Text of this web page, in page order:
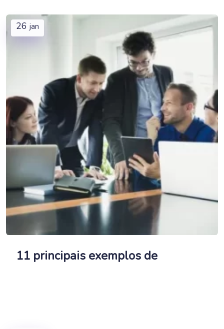
26 jan
11 principais exemplos de